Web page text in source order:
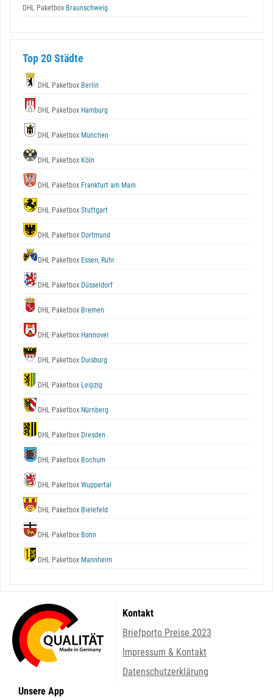
DHL Paketbox Braunschweig
Top 20 Städte
DHL Paketbox Berlin
DHL Paketbox Hamburg
DHL Paketbox München
DHL Paketbox Köln
DHL Paketbox Frankfurt am Main
DHL Paketbox Stuttgart
DHL Paketbox Dortmund
DHL Paketbox Essen, Ruhr
DHL Paketbox Düsseldorf
DHL Paketbox Bremen
DHL Paketbox Hannover
DHL Paketbox Duisburg
DHL Paketbox Leipzig
DHL Paketbox Nürnberg
DHL Paketbox Dresden
DHL Paketbox Bochum
DHL Paketbox Wuppertal
DHL Paketbox Bielefeld
DHL Paketbox Bonn
DHL Paketbox Mannheim
Kontakt
Briefporto Preise 2023
Impressum & Kontakt
Datenschutzerklärung
Unsere App